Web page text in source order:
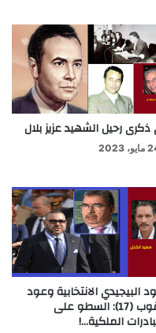
رحيل الشهيد عزيز بلال
2023
البيجيدي الانتخابية وعود
عرقوب (17): السطو على
الملكية…!